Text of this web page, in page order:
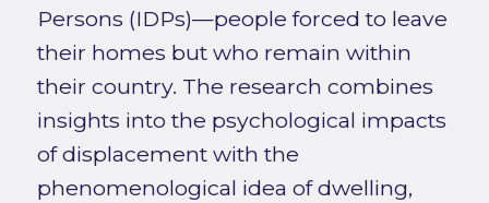
Persons (IDPs)—people forced to leave
their homes but who remain within
their country. The research combines
insights into the psychological impacts
of displacement with the
phenomenological idea of dwelling,